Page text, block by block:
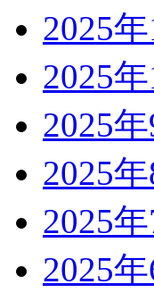
2025年
2025年
2025年
2025年
2025年
2025年